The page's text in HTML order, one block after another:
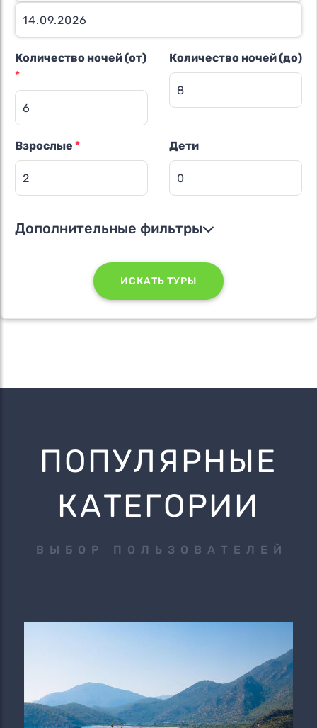
Количество ночей (от)
*
Количество ночей (до)
Взрослые * Дети
Дополнительные фильтры
ИСКАТЬ ТУРЫ
ПОПУЛЯРНЫЕ
КАТЕГОРИИ
ВЫБОР ПОЛЬЗОВАТЕЛЕЙ